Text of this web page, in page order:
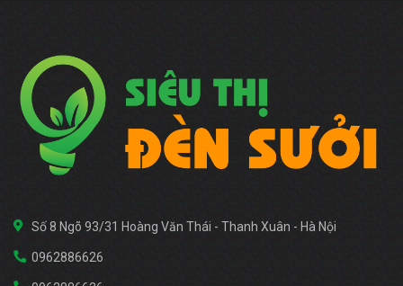
Số 8 Ngõ 93/31 Hoàng Văn Thái - Thanh Xuân - Hà Nội
0962886626